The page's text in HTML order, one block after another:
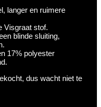
langer en ruimere
Visgraat stof.
blinde sluiting,
17% polyester
dus wacht niet te